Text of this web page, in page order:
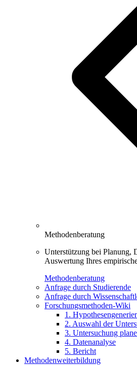
Methodenberatung
Unterstützung bei Planung,
Auswertung Ihres
Methodenberatung
Anfrage durch Studierende
Anfrage durch
Forschungsmethoden-Wiki
1.
2. Auswahl der
3. Untersuchung
4. Datenanalyse
5. Bericht
Methodenweiterbildung